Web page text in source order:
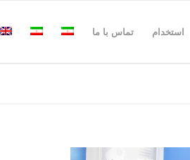
استخدام تماس با ما